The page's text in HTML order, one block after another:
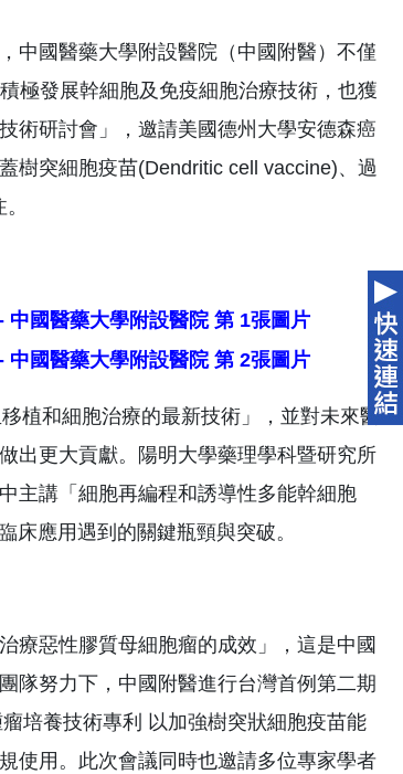
中國醫藥大學附設醫院（中國附醫）不僅
極發展幹細胞及免疫細胞治療技術，也獲
術研討會」，邀請美國德州大學安德森癌
樹突細胞疫苗(Dendritic cell vaccine)、過
植和細胞治療的最新技術」，並對未來醫
出更大貢獻。陽明大學藥理學科暨研究所
主講「細胞再編程和誘導性多能幹細胞
應用遇到的關鍵瓶頸與突破。
療惡性膠質母細胞瘤的成效」，這是中國
隊努力下，中國附醫進行台灣首例第二期
培養技術專利 以加強樹突狀細胞疫苗能
使用。此次會議同時也邀請多位專家學者